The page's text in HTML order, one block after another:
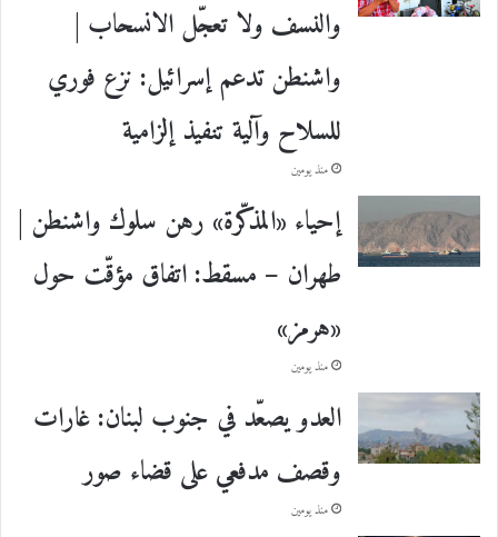
والنسف ولا تعجّل الانسحاب |
واشنطن تدعم إسرائيل: نزع فوري
للسلاح وآلية تنفيذ إلزامية
منذ يومين
إحياء «المذكّرة» رهن سلوك واشنطن |
طهران – مسقط: اتفاق مؤقّت حول
«هرمز»
منذ يومين
العدو يصعّد في جنوب لبنان: غارات
وقصف مدفعي على قضاء صور
منذ يومين